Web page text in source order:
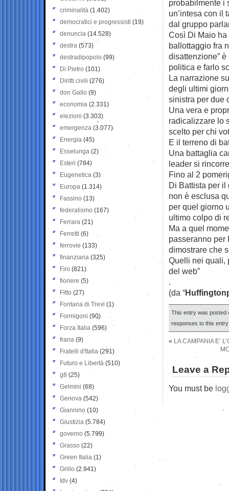
probabilmente i
un’intesa con il
dal gruppo
Così Di Maio ha
ballottaggio fra
disattenzione”
politica e farlo
La narrazione
degli ultimi
sinistra per due
Una vera e
radicalizzare lo
scelto per chi
E il terreno di
Una battaglia
leader si
Fino al 2
Di Battista per il
non è esclusa
per quel giorno
ultimo colpo di
Ma a quel
passeranno per
dimostrare che
Quelli nei quali,
del web”
.
(da “
This entry was posted
responses to this
« LA CAMPANIA E’
Leave a
You must be
criminalità (1.402)
democratici e progressisti (19)
denuncia (14.528)
destra (573)
destradipopolo (99)
Di Pietro (101)
Diritti civili (276)
don Gallo (9)
economia (2.331)
elezioni (3.303)
emergenza (3.077)
Energia (45)
Esselunga (2)
Esteri (784)
Eugenetica (3)
Europa (1.314)
Fassino (13)
federalismo (167)
Ferrara (21)
Ferretti (6)
ferrovie (133)
finanziaria (325)
Fini (821)
fioriere (5)
Fitto (27)
Fontana di Trevi (1)
Formigoni (90)
Forza Italia (596)
frana (9)
Fratelli d'Italia (291)
Futuro e Libertà (510)
g8 (25)
Gelmini (68)
Genova (542)
Giannino (10)
Giustizia (5.784)
governo (5.799)
Grasso (22)
Green Italia (1)
Grillo (2.941)
Idv (4)